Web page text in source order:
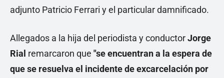
adjunto Patricio Ferrari y el particular damnificado.
Allegados a la hija del periodista y conductorJorge
Rial remarcaron que "se encuentran a la espera de
que se resuelva el incidente de excarcelación por